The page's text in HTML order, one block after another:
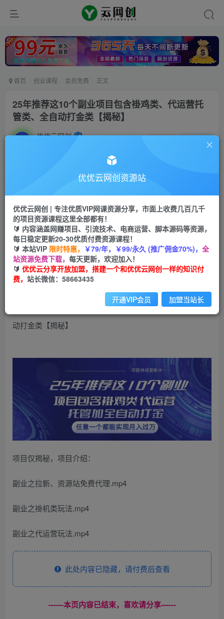
首页 创业课程 会员免费 正文
25年推荐这10个副业项目包含褂鸡类、代运营托
管类、全自动打金类【揭秘】
优优云网创 私信
云币 9.9 云币99
会员免费
立即购买
您当前未登录！建议登陆后购买，可保存购买订单
25年推荐这10个副业项目包含褂鸡类、代运营托管类、全自
动打金类【揭秘】
项目仅揭秘，项目介绍：
副业之拉新、资源站免费代理.mp4
副业之褂机类玩法,mp4
副业之代运营玩法,mp4
此处内容已隐藏，请付费后查看
------本页内容已结束，喜欢请分享------
优优云网创资源站
优优云网创 | 专注优质VIP网课资源分享，市面上收费几百几千
的项目资源课程这里全部都有！
🔰 内容涵盖网赚项目、引流技术、电商运营、脚本源码等资源，
每日稳定更新20-30优质付费资源课程！
🔰 本站VIP 限时特惠， ￥79/年，￥99/永久 (推广佣金70%)， 全
站资源免费下载， 每天更新，欢迎加入！
🔰 优优云分享开放加盟，搭建一个和优优云网创一样的知识付
费， 站长微信：58663435
开通VIP会员 加盟当站长